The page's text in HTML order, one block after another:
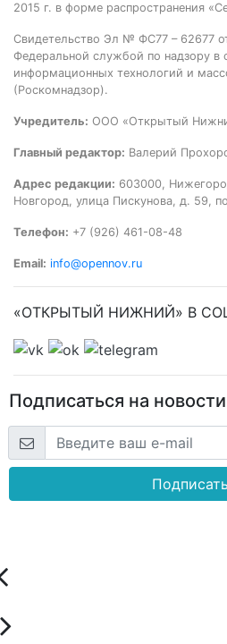
2015 г. в форме распространения
Свидетельство Эл № ФС77 – 62677
Федеральной службой по надзору в
информационных технологий и
(Роскомнадзор).
Учредитель: ООО «Открытый
Главный редактор: Валерий
Адрес редакции: 603000,
Новгород, улица Пискунова, д. 59,
Телефон: +7 (926) 461-08-48
Email: info@opennov.ru
«ОТКРЫТЫЙ НИЖНИЙ» В
Подписаться на новости